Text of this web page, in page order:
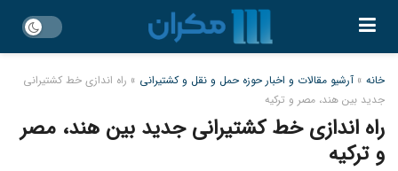
خانه » آرشیو مقالات و اخبار حوزه حمل و نقل و کشتیرانی » راه اندازی خط کشتیرانی
جدید بین هند، مصر و ترکیه
راه اندازی خط کشتیرانی جدید بین هند، مصر
و ترکیه